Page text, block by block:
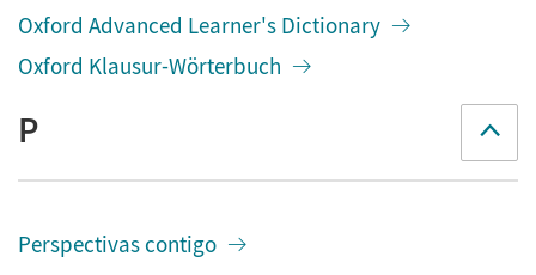
Oxford Advanced Learner's Dictionary
Oxford Klausur-Wörterbuch
P
Perspectivas contigo